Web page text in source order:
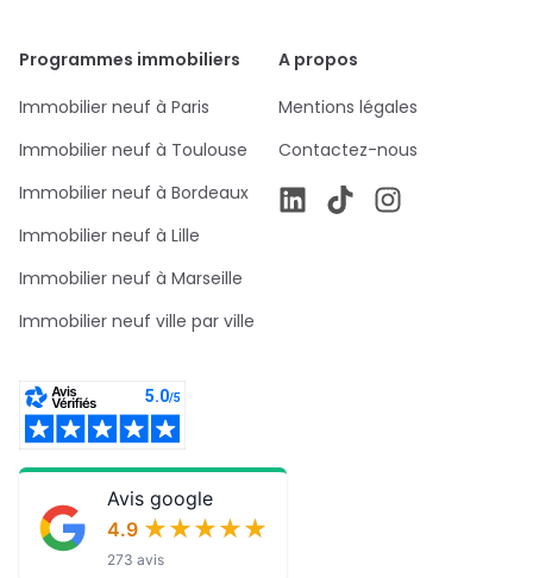
Programmes immobiliers
Immobilier neuf à Paris
Immobilier neuf à Toulouse
Immobilier neuf à Bordeaux
Immobilier neuf à Lille
Immobilier neuf à Marseille
Immobilier neuf ville par ville
A propos
Mentions légales
Contactez-nous
Avis google
4.9 ★★★★★
★★★★★
273 avis